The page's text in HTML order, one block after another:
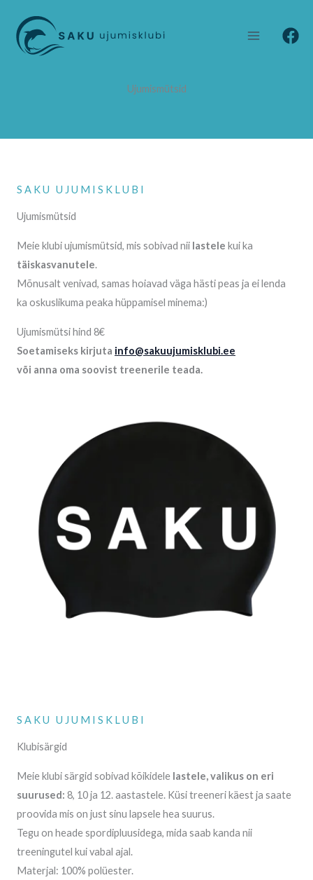
content
Ujumismütsid
SAKU UJUMISKLUBI
Ujumismütsid
Meie klubi ujumismütsid, mis sobivad nii lastele kui ka
täiskasvanutele.
Mõnusalt venivad, samas hoiavad väga hästi peas ja ei lenda
ka oskuslikuma peaka hüppamisel minema:)
Ujumismütsi hind 8€
Soetamiseks kirjuta info@sakuujumisklubi.ee
või anna oma soovist treenerile teada.
SAKU UJUMISKLUBI
Klubisärgid
Meie klubi särgid sobivad kõikidele lastele, valikus on eri
suurused: 8, 10 ja 12. aastastele. Küsi treeneri käest ja saate
proovida mis on just sinu lapsele hea suurus.
Tegu on heade spordipluusidega, mida saab kanda nii
treeningutel kui vabal ajal.
Materjal: 100% polüester.